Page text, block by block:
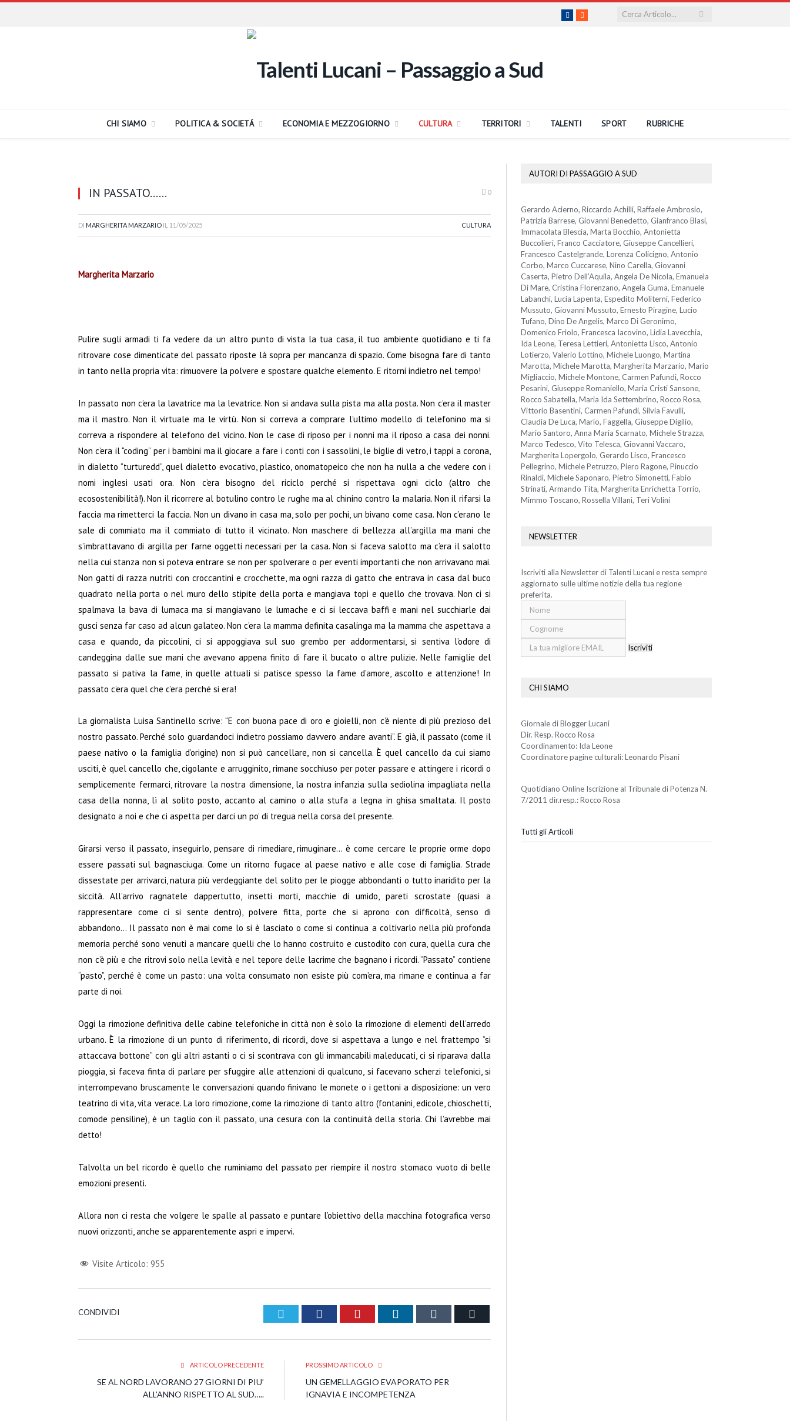
Facebook
RSS
CHI SIAMO POLITICA & SOCIETÁ ECONOMIA E MEZZOGIORNO CULTURA TERRITORI TALENTI SPORT RUBRICHE
IN PASSATO…… 0
DI MARGHERITA MARZARIO IL 11/05/2025 CULTURA
Margherita Marzario
Pulire sugli armadi ti fa vedere da un altro punto di vista la tua casa, il tuo ambiente quotidiano e ti fa
ritrovare cose dimenticate del passato riposte là sopra per mancanza di spazio. Come bisogna fare di tanto
in tanto nella propria vita: rimuovere la polvere e spostare qualche elemento. E ritorni indietro nel tempo!
In passato non c’era la lavatrice ma la levatrice. Non si andava sulla pista ma alla posta. Non c’era il master
ma il mastro. Non il virtuale ma le virtù. Non si correva a comprare l’ultimo modello di telefonino ma si
correva a rispondere al telefono del vicino. Non le case di riposo per i nonni ma il riposo a casa dei nonni.
Non c’era il “coding” per i bambini ma il giocare a fare i conti con i sassolini, le biglie di vetro, i tappi a corona,
in dialetto “turturedd”, quel dialetto evocativo, plastico, onomatopeico che non ha nulla a che vedere con i
nomi inglesi usati ora. Non c’era bisogno del riciclo perché si rispettava ogni ciclo (altro che
ecosostenibilità!). Non il ricorrere al botulino contro le rughe ma al chinino contro la malaria. Non il rifarsi la
faccia ma rimetterci la faccia. Non un divano in casa ma, solo per pochi, un bivano come casa. Non c’erano le
sale di commiato ma il commiato di tutto il vicinato. Non maschere di bellezza all’argilla ma mani che
s’imbrattavano di argilla per farne oggetti necessari per la casa. Non si faceva salotto ma c’era il salotto
nella cui stanza non si poteva entrare se non per spolverare o per eventi importanti che non arrivavano mai.
Non gatti di razza nutriti con croccantini e crocchette, ma ogni razza di gatto che entrava in casa dal buco
quadrato nella porta o nel muro dello stipite della porta e mangiava topi e quello che trovava. Non ci si
spalmava la bava di lumaca ma si mangiavano le lumache e ci si leccava baffi e mani nel succhiarle dai
gusci senza far caso ad alcun galateo. Non c’era la mamma definita casalinga ma la mamma che aspettava a
casa e quando, da piccolini, ci si appoggiava sul suo grembo per addormentarsi, si sentiva l’odore di
candeggina dalle sue mani che avevano appena finito di fare il bucato o altre pulizie. Nelle famiglie del
passato si pativa la fame, in quelle attuali si patisce spesso la fame d’amore, ascolto e attenzione! In
passato c’era quel che c’era perché si era!
La giornalista Luisa Santinello scrive: “E con buona pace di oro e gioielli, non c’è niente di più prezioso del
nostro passato. Perché solo guardandoci indietro possiamo davvero andare avanti”. E già, il passato (come il
paese nativo o la famiglia d’origine) non si può cancellare, non si cancella. È quel cancello da cui siamo
usciti, è quel cancello che, cigolante e arrugginito, rimane socchiuso per poter passare e attingere i ricordi o
semplicemente fermarci, ritrovare la nostra dimensione, la nostra infanzia sulla sediolina impagliata nella
casa della nonna, lì al solito posto, accanto al camino o alla stufa a legna in ghisa smaltata. Il posto
designato a noi e che ci aspetta per darci un po’ di tregua nella corsa del presente.
Girarsi verso il passato, inseguirlo, pensare di rimediare, rimuginare… è come cercare le proprie orme dopo
essere passati sul bagnasciuga. Come un ritorno fugace al paese nativo e alle cose di famiglia. Strade
dissestate per arrivarci, natura più verdeggiante del solito per le piogge abbondanti o tutto inaridito per la
siccità. All’arrivo ragnatele dappertutto, insetti morti, macchie di umido, pareti scrostate (quasi a
rappresentare come ci si sente dentro), polvere fitta, porte che si aprono con difficoltà, senso di
abbandono… Il passato non è mai come lo si è lasciato o come si continua a coltivarlo nella più profonda
memoria perché sono venuti a mancare quelli che lo hanno costruito e custodito con cura, quella cura che
non c’è più e che ritrovi solo nella levità e nel tepore delle lacrime che bagnano i ricordi. “Passato” contiene
“pasto”, perché è come un pasto: una volta consumato non esiste più com’era, ma rimane e continua a far
parte di noi.
Oggi la rimozione definitiva delle cabine telefoniche in città non è solo la rimozione di elementi dell’arredo
urbano. È la rimozione di un punto di riferimento, di ricordi, dove si aspettava a lungo e nel frattempo “si
attaccava bottone” con gli altri astanti o ci si scontrava con gli immancabili maleducati, ci si riparava dalla
pioggia, si faceva finta di parlare per sfuggire alle attenzioni di qualcuno, si facevano scherzi telefonici, si
interrompevano bruscamente le conversazioni quando finivano le monete o i gettoni a disposizione: un vero
teatrino di vita, vita verace. La loro rimozione, come la rimozione di tanto altro (fontanini, edicole, chioschetti,
comode pensiline), è un taglio con il passato, una cesura con la continuità della storia. Chi l’avrebbe mai
detto!
Talvolta un bel ricordo è quello che ruminiamo del passato per riempire il nostro stomaco vuoto di belle
emozioni presenti.
Allora non ci resta che volgere le spalle al passato e puntare l’obiettivo della macchina fotografica verso
nuovi orizzonti, anche se apparentemente aspri e impervi.
Visite Articolo: 955
CONDIVIDI Twitter Facebook Pinterest LinkedIn Tumblr
ARTICOLO PRECEDENTE
SE AL NORD LAVORANO 27 GIORNI DI PIU’
ALL’ANNO RISPETTO AL SUD…..
PROSSIMO ARTICOLO
UN GEMELLAGGIO EVAPORATO PER
IGNAVIA E INCOMPETENZA
AUTORI DI PASSAGGIO A SUD
Gerardo Acierno, Riccardo Achilli, Raffaele Ambrosio,
Patrizia Barrese, Giovanni Benedetto, Gianfranco Blasi,
Immacolata Blescia, Marta Bocchio, Antonietta
Buccolieri, Franco Cacciatore, Giuseppe Cancellieri,
Francesco Castelgrande, Lorenza Colicigno, Antonio
Corbo, Marco Cuccarese, Nino Carella, Giovanni
Caserta, Pietro Dell’Aquila, Angela De Nicola, Emanuela
Di Mare, Cristina Florenzano, Angela Guma, Emanuele
Labanchi, Lucia Lapenta, Espedito Moliterni, Federico
Mussuto, Giovanni Mussuto, Ernesto Piragine, Lucio
Tufano, Dino De Angelis, Marco Di Geronimo,
Domenico Friolo, Francesca Iacovino, Lidia Lavecchia,
Ida Leone, Teresa Lettieri, Antonietta Lisco, Antonio
Lotierzo, Valerio Lottino, Michele Luongo, Martina
Marotta, Michele Marotta, Margherita Marzario, Mario
Migliaccio, Michele Montone, Carmen Pafundi, Rocco
Pesarini, Giuseppe Romaniello, Maria Cristi Sansone,
Rocco Sabatella, Maria Ida Settembrino, Rocco Rosa,
Vittorio Basentini, Carmen Pafundi, Silvia Favulli,
Claudia De Luca, Mario, Faggella, Giuseppe Digilio,
Mario Santoro, Anna Maria Scarnato, Michele Strazza,
Marco Tedesco, Vito Telesca, Giovanni Vaccaro,
Margherita Lopergolo, Gerardo Lisco, Francesco
Pellegrino, Michele Petruzzo, Piero Ragone, Pinuccio
Rinaldi, Michele Saponaro, Pietro Simonetti, Fabio
Strinati, Armando Tita, Margherita Enrichetta Torrio,
Mimmo Toscano, Rossella Villani, Teri Volini
NEWSLETTER
Iscriviti alla Newsletter di Talenti Lucani e resta sempre
aggiornato sulle ultime notizie della tua regione
preferita.
Iscriviti
CHI SIAMO
Giornale di Blogger Lucani
Dir. Resp. Rocco Rosa
Coordinamento: Ida Leone
Coordinatore pagine culturali: Leonardo Pisani
Quotidiano Online Iscrizione al Tribunale di Potenza N.
7/2011 dir.resp.: Rocco Rosa
Tutti gli Articoli